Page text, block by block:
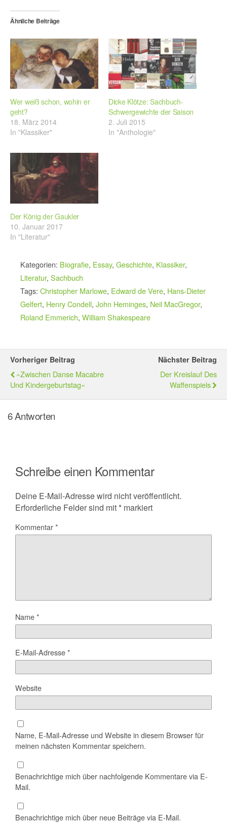
Ähnliche Beiträge
Wer weiß schon, wohin er
geht?
18. März 2014
In "Klassiker"
Dicke Klötze: Sachbuch-
Schwergewichte der Saison
2. Juli 2015
In "Anthologie"
Der König der Gaukler
10. Januar 2017
In "Literatur"
Kategorien: Biografie, Essay, Geschichte, Klassiker,
Literatur, Sachbuch
Tags: Christopher Marlowe, Edward de Vere, Hans-Dieter
Gelfert, Henry Condell, John Heminges, Neil MacGregor,
Roland Emmerich, William Shakespeare
Vorheriger Beitrag
»Zwischen Danse Macabre
Und Kindergeburtstag«
Nächster Beitrag
Der Kreislauf Des
Waffenspiels
6 Antworten
Schreibe einen Kommentar
Deine E-Mail-Adresse wird nicht veröffentlicht.
Erforderliche Felder sind mit * markiert
Kommentar*
Name*
E-Mail-Adresse*
Website
Name, E-Mail-Adresse und Website in diesem Browser für
meinen nächsten Kommentar speichern.
Benachrichtige mich über nachfolgende Kommentare via E-
Mail.
Benachrichtige mich über neue Beiträge via E-Mail.